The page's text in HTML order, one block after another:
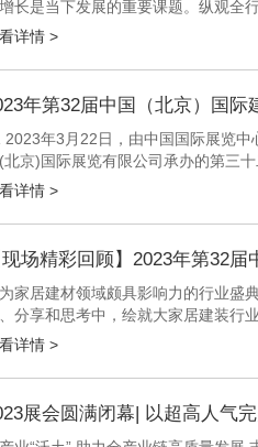
长是当下发展的重要课题。纵观全
层面来说，通过技术创新加持强化
详情 >
年第32届中国（北京）国
2023年3月22日，由中国国际展览
北京)国际展览有限公司承办的第三
详情 >
现场精彩回顾】2023年第32
家居建材领域颇具影响力的行业盛
分享和思考中，绘就大家居建装行
详情 >
展会圆满闭幕| 以超高人气